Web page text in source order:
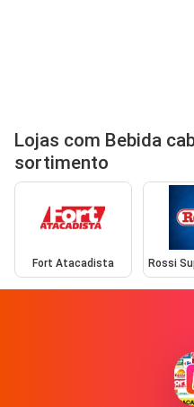
Lojas com Bebida
sortimento
Fort Atacadista Rossi